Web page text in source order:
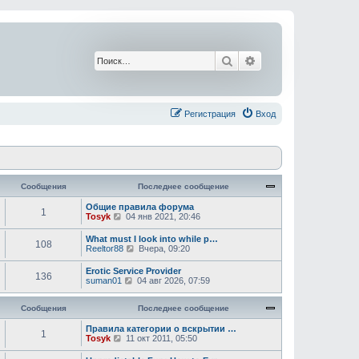
Поиск
Вход
Регистрация
Сообщения Последнее сообщение
1
Общие правила форума
Tosyk
П
е
й
т
и
к
п
л
е
д
н
04 янв 2021, 20:46
108
What must I look into while p…
Reeltor88
П
е
й
т
и
о
с
л
Вчера, 09:20
136
Erotic Service Provider
suman01
П
р
е
й
т
и
п
04 авг 2026, 07:59
Сообщения Последнее сообщение
1
Правила категории о вскрытии …
Tosyk
П
р
11 окт 2011, 05:50